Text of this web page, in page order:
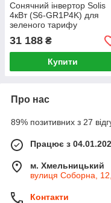
Сонячний інвертор Solis
4кВт (S6-GR1P4K) для
зеленого тарифу
31 188 ₴
Купити
Про нас
89% позитивних з 27
Працює з
м. Хмельницький
вулиця Соборна,
Контакти